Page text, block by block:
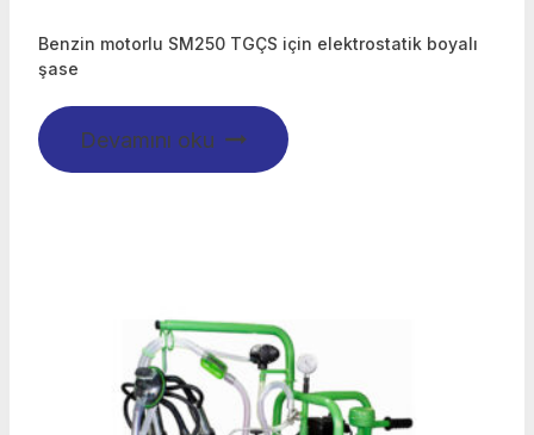
Benzin motorlu SM250 TGÇS için elektrostatik boyalı
şase
Devamını oku